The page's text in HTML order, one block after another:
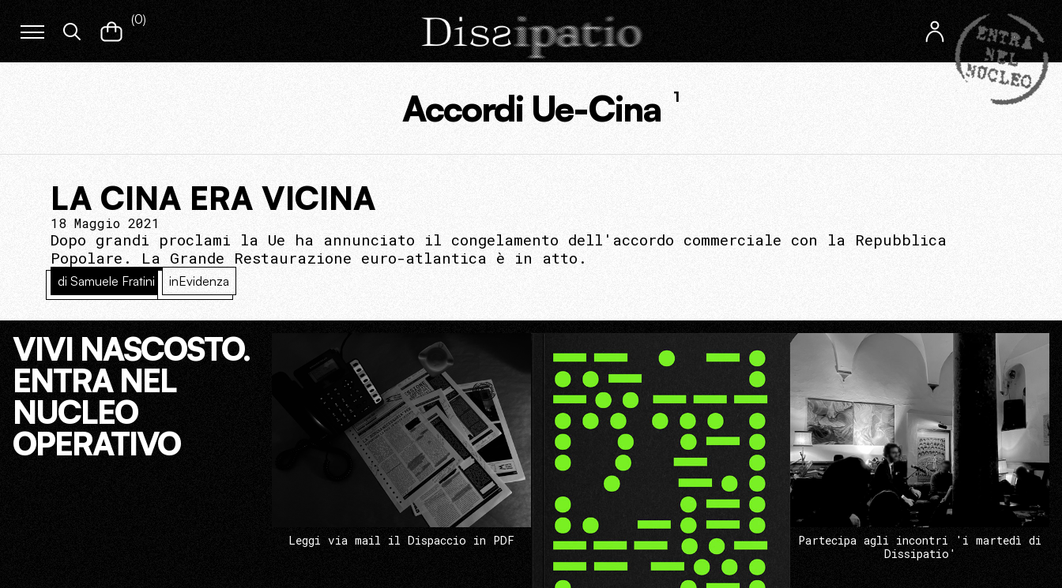
(0)
Accordi Ue-Cina 1
LA CINA ERA VICINA
18 Maggio 2021
Dopo grandi proclami la Ue ha annunciato il congelamento dell'accordo commerciale con la Repubblica
Popolare. La Grande Restaurazione euro-atlantica è in atto.
di Samuele Fratini inEvidenza
VIVI NASCOSTO.
ENTRA NEL
NUCLEO
OPERATIVO
Leggi via mail il Dispaccio in PDF
Partecipa agli incontri 'i martedì di
Dissipatio'